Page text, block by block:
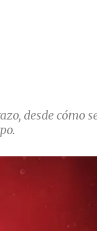
desde cómo